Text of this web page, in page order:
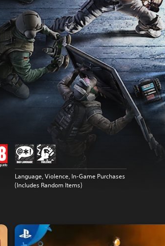
Language, Violence, In-Game Purchases
(Includes Random Items)